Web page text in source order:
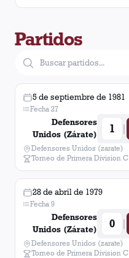
Partidos
5 de septiembre de 1981
Fecha 27
Defensores
Unidos (Zárate)
1 |
Defensores Unidos (zarate)
Torneo de Primera Division C
28 de abril de 1979
Fecha 9
Defensores
Unidos (Zárate)
0 |
Defensores Unidos (zarate)
Torneo de Primera Division C